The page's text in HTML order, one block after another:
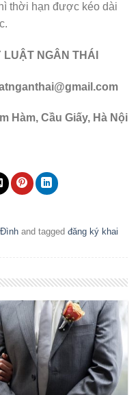
thời hạn được kéo dài
LUẬT NGÂN THÁI
Hàm, Cầu Giấy, Hà Nội
and tagged đăng ký khai